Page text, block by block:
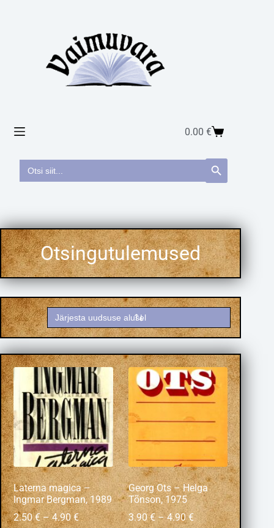
0.00€
Search
for:
Search Button
Laterna magica –
Ingmar Bergman, 1989
2.50€ – 4.90€
Georg Ots – Helga
Tõnson, 1975
3.90€ – 4.90€